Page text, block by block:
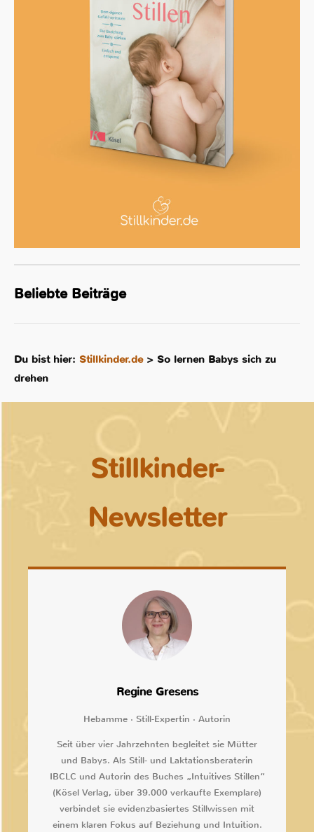
Beliebte Beiträge
Du bist hier: Stillkinder.de> So lernen Babys sich zu
drehen
Stillkinder-
Newsletter
Regine Gresens
Hebamme · Still-Expertin · Autorin
Seit über vier Jahrzehnten begleitet sie Mütter
und Babys. Als Still- und Laktationsberaterin
IBCLC und Autorin des Buches „Intuitives Stillen“
(Kösel Verlag, über 39.000 verkaufte Exemplare)
verbindet sie evidenzbasiertes Stillwissen mit
einem klaren Fokus auf Beziehung und Intuition.